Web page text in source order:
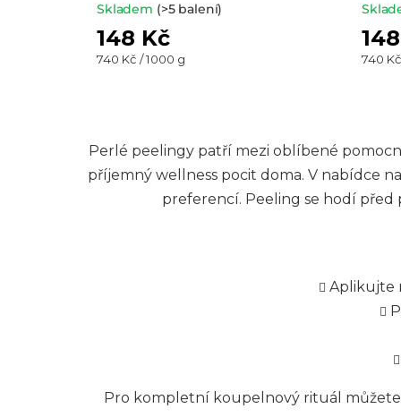
Skladem (>5 balení)
148 Kč
Měrná
740 Kč / 1000 g
Měrná
740
Perlé peelingy patří mezi oblíbené
příjemný wellness pocit doma. V nabídce
preferencí. Peeling se hodí před
Aplikujte
Pro kompletní koupelnový rituál